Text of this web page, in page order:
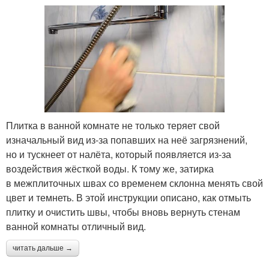
Плитка в ванной комнате не только теряет свой
изначальный вид из-за попавших на неё загрязнений,
но и тускнеет от налёта, который появляется из-за
воздействия жёсткой воды. К тому же, затирка
в межплиточных швах со временем склонна менять свой
цвет и темнеть. В этой инструкции описано, как отмыть
плитку и очистить швы, чтобы вновь вернуть стенам
ванной комнаты отличный вид.
читать дальше →